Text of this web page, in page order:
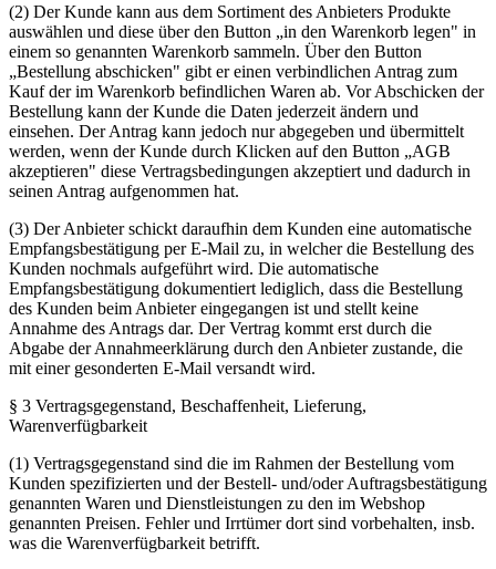
(2) Der Kunde kann aus dem Sortiment des Anbieters Produkte
auswählen und diese über den Button „in den Warenkorb legen" in
einem so genannten Warenkorb sammeln. Über den Button
„Bestellung abschicken" gibt er einen verbindlichen Antrag zum
Kauf der im Warenkorb befindlichen Waren ab. Vor Abschicken der
Bestellung kann der Kunde die Daten jederzeit ändern und
einsehen. Der Antrag kann jedoch nur abgegeben und übermittelt
werden, wenn der Kunde durch Klicken auf den Button „AGB
akzeptieren" diese Vertragsbedingungen akzeptiert und dadurch in
seinen Antrag aufgenommen hat.
(3) Der Anbieter schickt daraufhin dem Kunden eine automatische
Empfangsbestätigung per E-Mail zu, in welcher die Bestellung des
Kunden nochmals aufgeführt wird. Die automatische
Empfangsbestätigung dokumentiert lediglich, dass die Bestellung
des Kunden beim Anbieter eingegangen ist und stellt keine
Annahme des Antrags dar. Der Vertrag kommt erst durch die
Abgabe der Annahmeerklärung durch den Anbieter zustande, die
mit einer gesonderten E-Mail versandt wird.
§ 3 Vertragsgegenstand, Beschaffenheit, Lieferung,
Warenverfügbarkeit
(1) Vertragsgegenstand sind die im Rahmen der Bestellung vom
Kunden spezifizierten und der Bestell- und/oder Auftragsbestätigung
genannten Waren und Dienstleistungen zu den im Webshop
genannten Preisen. Fehler und Irrtümer dort sind vorbehalten, insb.
was die Warenverfügbarkeit betrifft.